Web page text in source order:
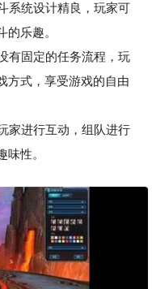
统设计精良，玩家可
乐趣。
固定的任务流程，玩
方式，享受游戏的自由
进行互动，组队进行
性。